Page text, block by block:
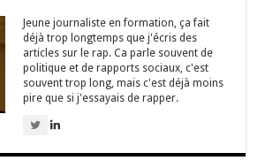
Jeune journaliste en formation, ça fait
déjà trop longtemps que j'écris des
articles sur le rap. Ca parle souvent de
politique et de rapports sociaux, c'est
souvent trop long, mais c'est déjà moins
pire que si j'essayais de rapper.